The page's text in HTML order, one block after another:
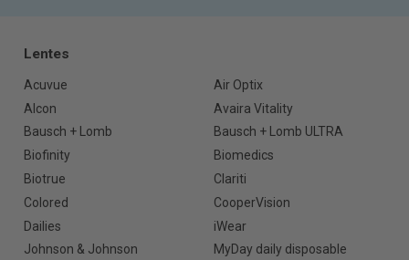
Lentes
Acuvue
Air Optix
Alcon
Avaira Vitality
Bausch + Lomb
Bausch + Lomb ULTRA
Biofinity
Biomedics
Biotrue
Clariti
Colored
CooperVision
Dailies
iWear
Johnson & Johnson
MyDay daily disposable